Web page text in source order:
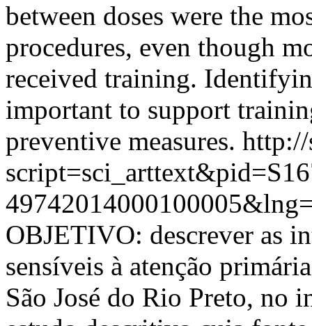
between doses were the
procedures, even though
received training.
important to support
preventive measures. http://
OBJETIVO: descrever as
sensíveis à atenção
São José do Rio Preto, no